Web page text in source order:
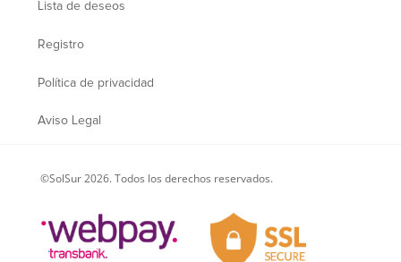
Lista de deseos
Registro
Política de privacidad
Aviso Legal
©SolSur 2026. Todos los derechos reservados.